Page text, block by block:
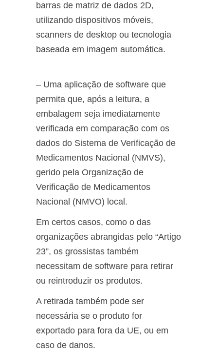
barras de matriz de dados 2D,
utilizando dispositivos móveis,
scanners de desktop ou tecnologia
baseada em imagem automática.
– Uma aplicação de software que
permita que, após a leitura, a
embalagem seja imediatamente
verificada em comparação com os
dados do Sistema de Verificação de
Medicamentos Nacional (NMVS),
gerido pela Organização de
Verificação de Medicamentos
Nacional (NMVO) local.
Em certos casos, como o das
organizações abrangidas pelo “Artigo
23”, os grossistas também
necessitam de software para retirar
ou reintroduzir os produtos.
A retirada também pode ser
necessária se o produto for
exportado para fora da UE, ou em
caso de danos.